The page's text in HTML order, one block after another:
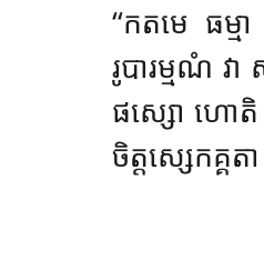
‘‘កតមេ
រូបារម្មណំ វា
ផស្សោ ហោតិ
ចិត្តស្សេកគ្គ